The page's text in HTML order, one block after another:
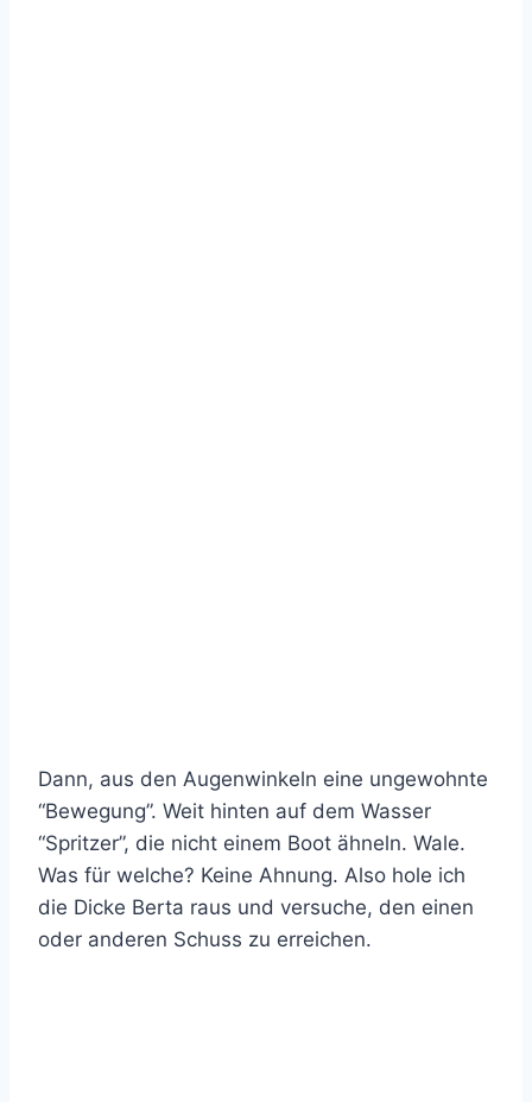
Dann, aus den Augenwinkeln eine ungewohnte
“Bewegung”. Weit hinten auf dem Wasser
“Spritzer”, die nicht einem Boot ähneln. Wale.
Was für welche? Keine Ahnung. Also hole ich
die Dicke Berta raus und versuche, den einen
oder anderen Schuss zu erreichen.